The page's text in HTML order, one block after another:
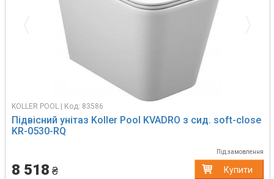
KOLLER POOL | Код: 83586
Підвісний унітаз Koller Pool KVADRO з сид. soft-close
KR-0530-RQ
Під замовлення
8 518 ₴ Купити